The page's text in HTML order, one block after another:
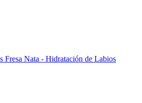
Fresa Nata - Hidratación de Labios